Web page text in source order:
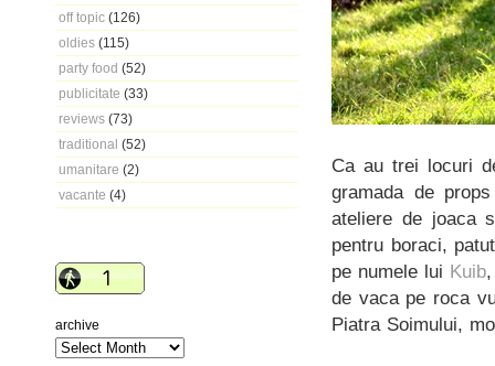
off topic (126)
oldies (115)
party food (52)
publicitate (33)
reviews (73)
traditional (52)
umanitare (2)
vacante (4)
archive
Ca au trei locuri
gramada de
ateliere de joaca
pentru boraci,
pe numele lui Kuib
de vaca pe roca
Piatra Soimului,